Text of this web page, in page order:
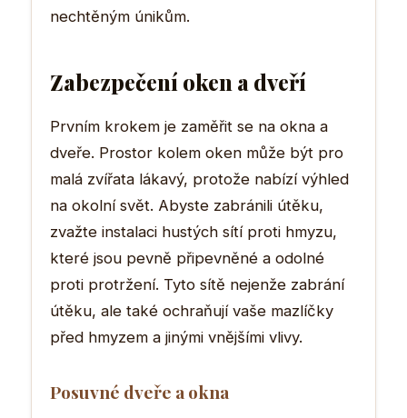
nechtěným únikům.
Zabezpečení oken a dveří
Prvním krokem je zaměřit se na okna a
dveře. Prostor kolem oken může být pro
malá zvířata lákavý, protože nabízí výhled
na okolní svět. Abyste zabránili útěku,
zvažte instalaci hustých sítí proti hmyzu,
které jsou pevně připevněné a odolné
proti protržení. Tyto sítě nejenže zabrání
útěku, ale také ochraňují vaše mazlíčky
před hmyzem a jinými vnějšími vlivy.
Posuvné dveře a okna